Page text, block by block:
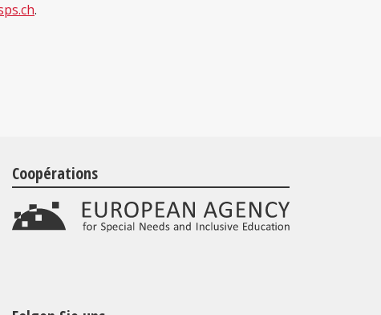
.
Coopérations